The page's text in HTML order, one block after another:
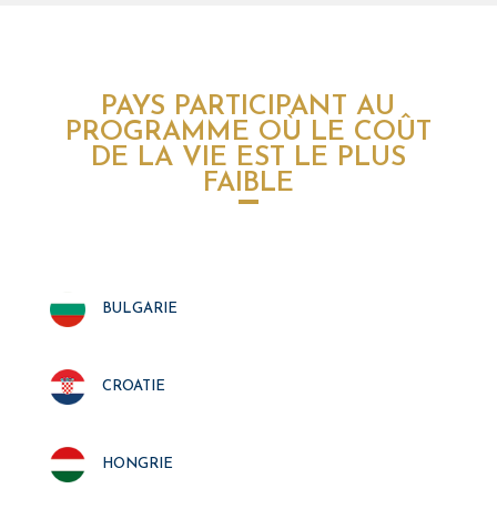
PAYS PARTICIPANT AU
PROGRAMME OÙ LE COÛT
DE LA VIE EST LE PLUS
FAIBLE
bulgarie
croatie
hongrie